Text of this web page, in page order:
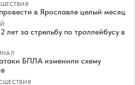
в Ярославле целый месяц
лет за стрельбу по троллейбусу в
БПЛА изменили схему